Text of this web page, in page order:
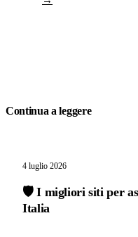
Continua a leggere
4 luglio 2026
🛡️ I migliori siti per
Italia